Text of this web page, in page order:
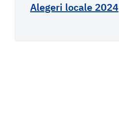
Alegeri locale 2024